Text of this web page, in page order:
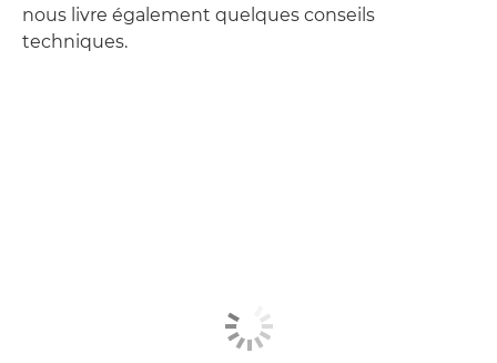
nous livre également quelques conseils
techniques.